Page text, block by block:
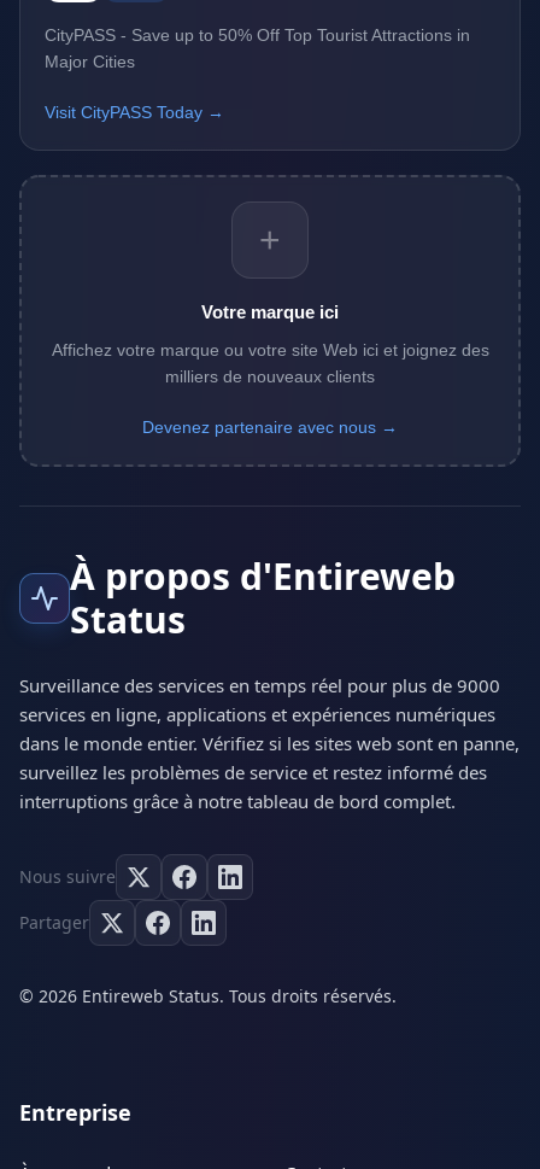
CityPASS - Save up to 50% Off Top Tourist Attractions in
Major Cities
Visit CityPASS Today →
+
Votre marque ici
Affichez votre marque ou votre site Web ici et joignez des
milliers de nouveaux clients
Devenez partenaire avec nous →
À propos d'Entireweb
Status
Surveillance des services en temps réel pour plus de 9000
services en ligne, applications et expériences numériques
dans le monde entier. Vérifiez si les sites web sont en panne,
surveillez les problèmes de service et restez informé des
interruptions grâce à notre tableau de bord complet.
Nous suivre
Partager
© 2026 Entireweb Status. Tous droits réservés.
Entreprise